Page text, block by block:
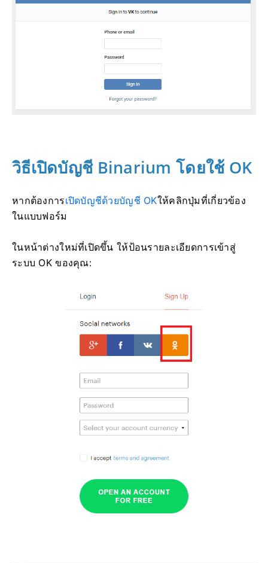
วิธีเปิดบัญชี Binarium โดยใช้ OK
หากต้องการเปิดบัญชีด้วยบัญชี OKให้คลิกปุ่มที่เกี่ยวข้อง
ในแบบฟอร์ม
ในหน้าต่างใหม่ที่เปิดขึ้น ให้ป้อนรายละเอียดการเข้าสู่
ระบบ OK ของคุณ: